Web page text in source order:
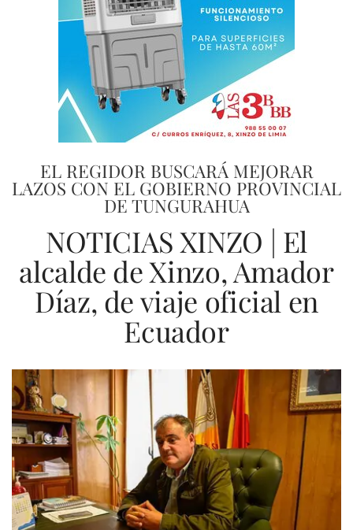
EL REGIDOR BUSCARÁ MEJORAR
LAZOS CON EL GOBIERNO PROVINCIAL
DE TUNGURAHUA
NOTICIAS XINZO | El
alcalde de Xinzo, Amador
Díaz, de viaje oficial en
Ecuador